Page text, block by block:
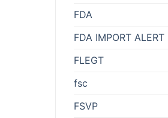
FDA
FDA IMPORT ALERT
FLEGT
fsc
FSVP